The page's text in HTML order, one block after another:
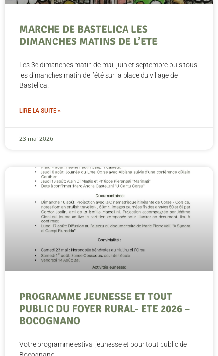
MARCHE DE BASTELICA LES
DIMANCHES MATINS DE L’ETE
Les 3e dimanches matin de mai, juin et septembre puis tous
les dimanches matin de l’été sur la place du village de
Bastelica.
LIRE LA SUITE »
23 mai 2026
PROGRAMME JEUNESSE ET TOUT
PUBLIC DU FOYER RURAL- ETE 2026 –
BOCOGNANO
Votre programme estival jeunesse et pour tout public de